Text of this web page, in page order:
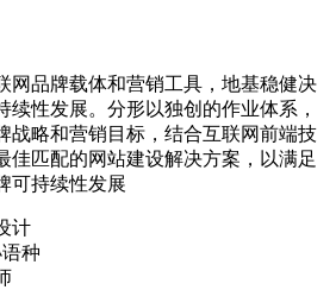
网品牌载体和营销工具，地基稳健决
续性发展。分形以独创的作业体系，
战略和营销目标，结合互联网前端技
佳匹配的网站建设解决方案，以满足
可持续性发展
计
种